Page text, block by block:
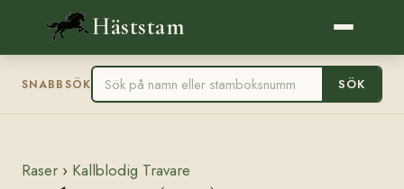
Häststam
SNABBSÖK SÖK
Raser › Kallblodig Travare